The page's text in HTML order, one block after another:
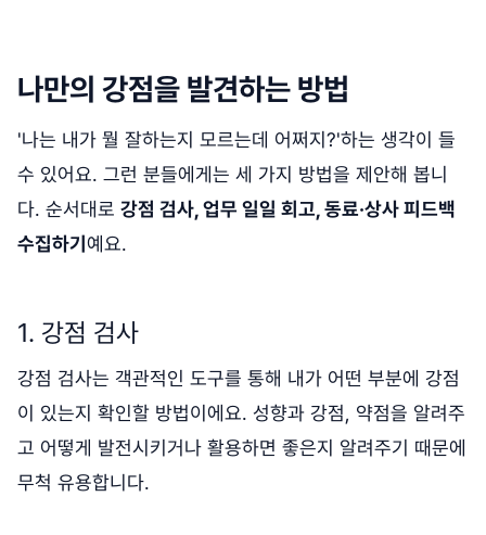
나만의 강점을 발견하는 방법
'나는 내가 뭘 잘하는지 모르는데 어쩌지?'하는 생각이 들
수 있어요. 그런 분들에게는 세 가지 방법을 제안해 봅니
다. 순서대로 강점 검사, 업무 일일 회고, 동료·상사 피드백
수집하기예요.
1. 강점 검사
강점 검사는 객관적인 도구를 통해 내가 어떤 부분에 강점
이 있는지 확인할 방법이에요. 성향과 강점, 약점을 알려주
고 어떻게 발전시키거나 활용하면 좋은지 알려주기 때문에
무척 유용합니다.